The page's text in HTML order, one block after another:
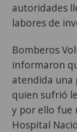
autoridades
labores de
Bomberos
informaron
atendida una
quien sufrió
y por ello fue
Hospital